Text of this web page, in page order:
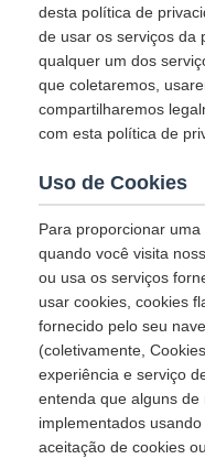
desta política de
de usar os serviços da
qualquer um dos
que coletaremos,
compartilharemos
com esta política de
Uso de Cookies
Para proporcionar uma
quando você visita
ou usa os serviços
usar cookies, cookies
fornecido pelo seu
(coletivamente,
experiência e serviço
entenda que alguns
implementados
aceitação de cookies